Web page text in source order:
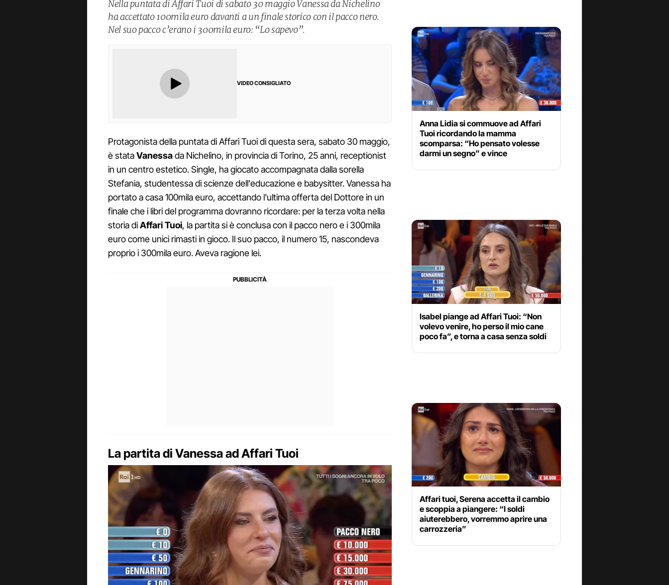
Nella puntata di Affari Tuoi di sabato 30 maggio Vanessa da Nichelino
ha accettato 100mila euro davanti a un finale storico con il pacco nero.
Nel suo pacco c’erano i 300mila euro: “Lo sapevo”.
VIDEO CONSIGLIATO
Protagonista della puntata di Affari Tuoi di questa sera, sabato 30 maggio,
è stataVanessada Nichelino, in provincia di Torino, 25 anni, receptionist
in un centro estetico. Single, ha giocato accompagnata dalla sorella
Stefania, studentessa di scienze dell'educazione e babysitter. Vanessa ha
portato a casa 100mila euro, accettando l'ultima offerta del Dottore in un
finale che i libri del programma dovranno ricordare: per la terza volta nella
storia diAffari Tuoi, la partita si è conclusa con il pacco nero e i 300mila
euro come unici rimasti in gioco. Il suo pacco, il numero 15, nascondeva
proprio i 300mila euro. Aveva ragione lei.
La partita di Vanessa ad Affari Tuoi
Anna Lidia si commuove ad Affari
Tuoi ricordando la mamma
scomparsa: “Ho pensato volesse
darmi un segno” e vince
Isabel piange ad Affari Tuoi: “Non
volevo venire, ho perso il mio cane
poco fa”, e torna a casa senza soldi
Affari tuoi, Serena accetta il cambio
e scoppia a piangere: “I soldi
aiuterebbero, vorremmo aprire una
carrozzeria”